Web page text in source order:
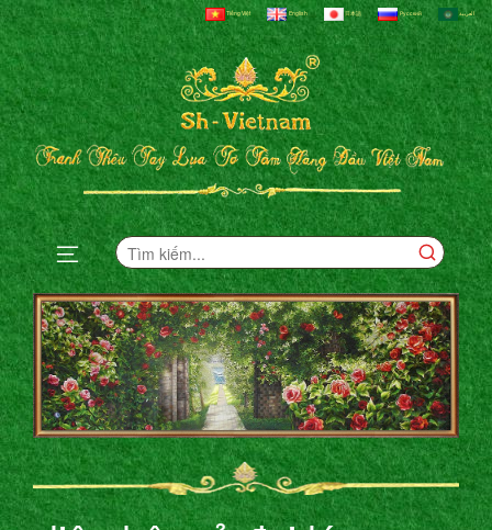
Tiếng Việt English 日本語 Русский العربية